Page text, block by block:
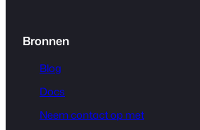
Bronnen
Blog
Docs
Neem contact op met